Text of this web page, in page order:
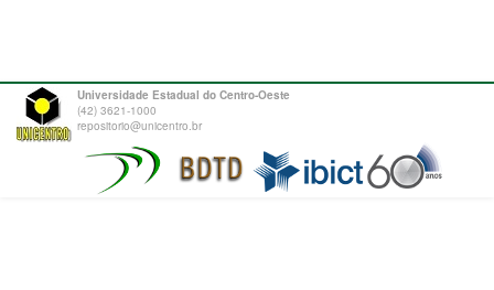
Universidade Estadual do Centro-Oeste
(42) 3621-1000
repositorio@unicentro.br